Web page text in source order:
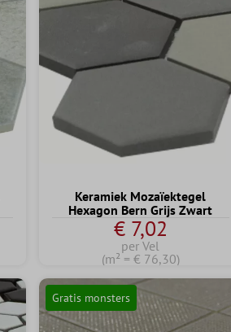
Keramiek Mozaïektegel
Hexagon Bern Grijs Zwart
€ 7,02
per Vel
(m² = € 76,30)
Gratis monsters